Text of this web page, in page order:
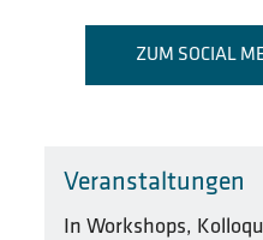
ZUM SOCIAL
Veranstaltungen
In Workshops,